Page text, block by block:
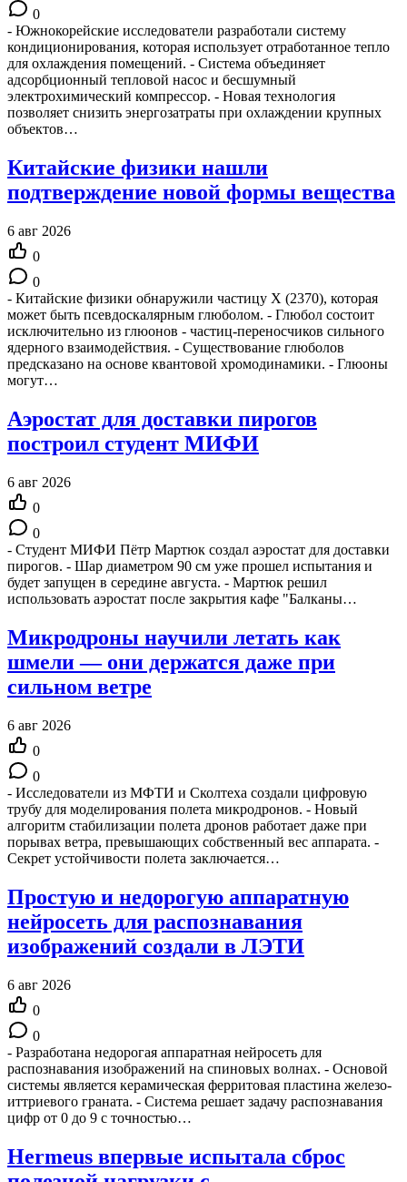
0
- Южнокорейские исследователи разработали систему
кондиционирования, которая использует отработанное тепло
для охлаждения помещений. - Система объединяет
адсорбционный тепловой насос и бесшумный
электрохимический компрессор. - Новая технология
позволяет снизить энергозатраты при охлаждении крупных
объектов…
Китайские физики нашли
подтверждение новой формы вещества
6 авг 2026
0
0
- Китайские физики обнаружили частицу X (2370), которая
может быть псевдоскалярным глюболом. - Глюбол состоит
исключительно из глюонов - частиц-переносчиков сильного
ядерного взаимодействия. - Существование глюболов
предсказано на основе квантовой хромодинамики. - Глюоны
могут…
Аэростат для доставки пирогов
построил студент МИФИ
6 авг 2026
0
0
- Студент МИФИ Пётр Мартюк создал аэростат для доставки
пирогов. - Шар диаметром 90 см уже прошел испытания и
будет запущен в середине августа. - Мартюк решил
использовать аэростат после закрытия кафе "Балканы…
Микродроны научили летать как
шмели — они держатся даже при
сильном ветре
6 авг 2026
0
0
- Исследователи из МФТИ и Сколтеха создали цифровую
трубу для моделирования полета микродронов. - Новый
алгоритм стабилизации полета дронов работает даже при
порывах ветра, превышающих собственный вес аппарата. -
Секрет устойчивости полета заключается…
Простую и недорогую аппаратную
нейросеть для распознавания
изображений создали в ЛЭТИ
6 авг 2026
0
0
- Разработана недорогая аппаратная нейросеть для
распознавания изображений на спиновых волнах. - Основой
системы является керамическая ферритовая пластина железо-
иттриевого граната. - Система решает задачу распознавания
цифр от 0 до 9 с точностью…
Hermeus впервые испытала сброс